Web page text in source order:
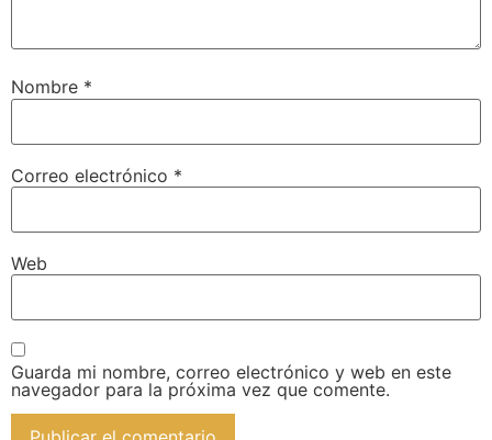
Nombre *
Correo electrónico *
Web
Guarda mi nombre, correo electrónico y web en este
navegador para la próxima vez que comente.